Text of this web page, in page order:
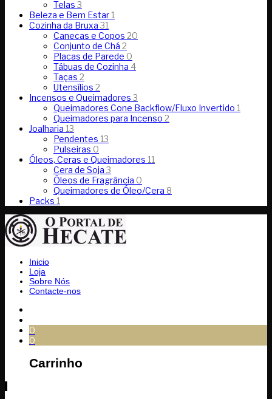
Telas3
Beleza e Bem Estar 1
Cozinha da Bruxa31
Canecas e Copos 20
Conjunto de Chá 2
Placas de Parede 0
Tábuas de Cozinha 4
Taças 2
Utensílios 2
Incensos e Queimadores3
Queimadores Cone Backflow/Fluxo Invertido 1
Queimadores para Incenso 2
Joalharia 13
Pendentes 13
Pulseiras 0
Óleos, Ceras e Queimadores 11
Cera de Soja3
Óleos de Fragrância 0
Queimadores de Óleo/Cera 8
Packs 1
Inicio
Loja
Sobre Nós
Contacte-nos
0
0
Carrinho